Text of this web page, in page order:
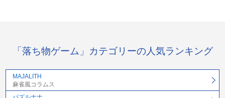
「落ち物ゲーム」カテゴリーの人気ランキング
MAJALITH
麻雀風コラムス